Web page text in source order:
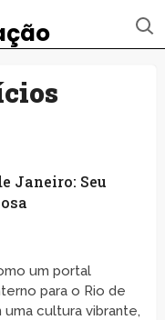
Janeiro: Seu
um portal
para o Rio de
cultura vibrante,